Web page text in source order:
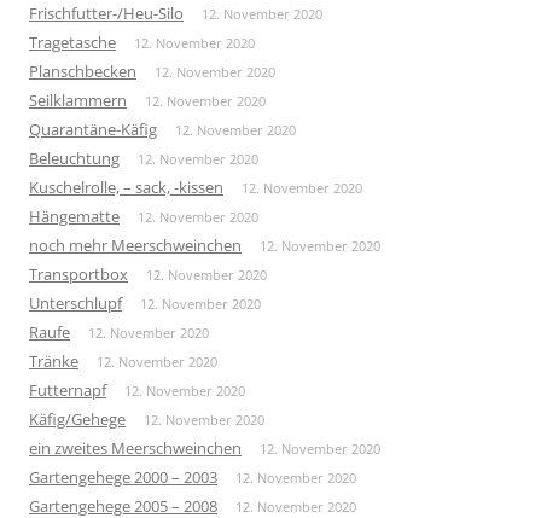
Frischfutter-/Heu-Silo 12. November 2020
Tragetasche 12. November 2020
Planschbecken 12. November 2020
Seilklammern 12. November 2020
Quarantäne-Käfig 12. November 2020
Beleuchtung 12. November 2020
Kuschelrolle, – sack, -kissen 12. November 2020
Hängematte 12. November 2020
noch mehr Meerschweinchen 12. November 2020
Transportbox 12. November 2020
Unterschlupf 12. November 2020
Raufe 12. November 2020
Tränke 12. November 2020
Futternapf 12. November 2020
Käfig/Gehege 12. November 2020
ein zweites Meerschweinchen 12. November 2020
Gartengehege 2000 – 2003 12. November 2020
Gartengehege 2005 – 2008 12. November 2020